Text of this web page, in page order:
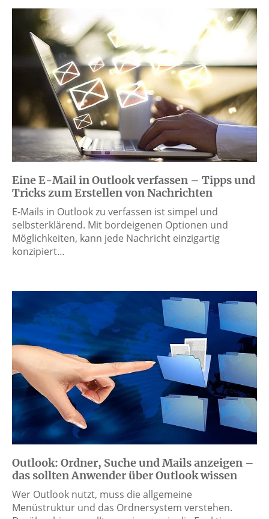
Eine E-Mail in Outlook verfassen – Tipps und
Tricks zum Erstellen von Nachrichten
E-Mails in Outlook zu verfassen ist simpel und
selbsterklärend. Mit bordeigenen Optionen und
Möglichkeiten, kann jede Nachricht einzigartig
konzipiert…
Outlook: Ordner, Suche und Mails anzeigen –
das sollten Anwender über Outlook wissen
Wer Outlook nutzt, muss die allgemeine
Menüstruktur und das Ordnersystem verstehen.